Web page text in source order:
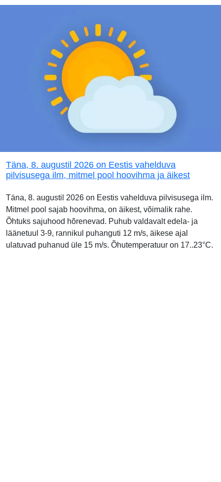
Täna, 8. augustil 2026 on Eestis vahelduva
pilvisusega ilm, mitmel pool hoovihma ja äikest
Täna, 8. augustil 2026 on Eestis vahelduva pilvisusega ilm.
Mitmel pool sajab hoovihma, on äikest, võimalik rahe.
Õhtuks sajuhood hõrenevad. Puhub valdavalt edela- ja
läänetuul 3-9, rannikul puhanguti 12 m/s, äikese ajal
ulatuvad puhanud üle 15 m/s. Õhutemperatuur on 17..23°C.